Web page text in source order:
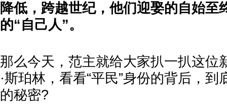
降低，跨越世纪，他们迎娶的自始至
的“自己人”。
那么今天，范主就给大家扒一扒这位
·斯珀林，看看“平民”身份的背后，
的秘密?